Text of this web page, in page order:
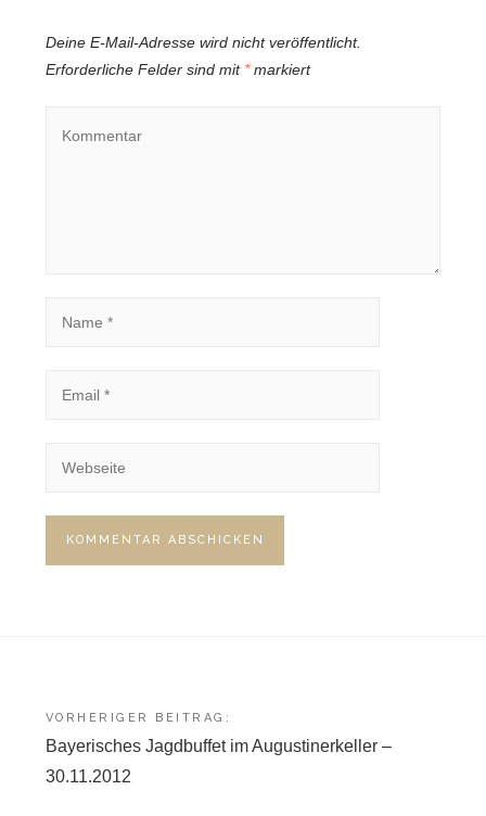
Deine E-Mail-Adresse wird nicht veröffentlicht.
Erforderliche Felder sind mit *markiert
Beitragsnavigation
VORHERIGER BEITRAG:
Bayerisches Jagdbuffet im Augustinerkeller –
30.11.2012